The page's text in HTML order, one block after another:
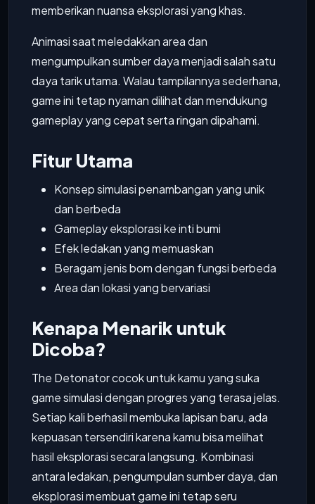
memberikan nuansa eksplorasi yang khas.
Animasi saat meledakkan area dan
mengumpulkan sumber daya menjadi salah satu
daya tarik utama. Walau tampilannya sederhana,
game ini tetap nyaman dilihat dan mendukung
gameplay yang cepat serta ringan dipahami.
Fitur Utama
Konsep simulasi penambangan yang unik
dan berbeda
Gameplay eksplorasi ke inti bumi
Efek ledakan yang memuaskan
Beragam jenis bom dengan fungsi berbeda
Area dan lokasi yang bervariasi
Kenapa Menarik untuk
Dicoba?
The Detonator cocok untuk kamu yang suka
game simulasi dengan progres yang terasa jelas.
Setiap kali berhasil membuka lapisan baru, ada
kepuasan tersendiri karena kamu bisa melihat
hasil eksplorasi secara langsung. Kombinasi
antara ledakan, pengumpulan sumber daya, dan
eksplorasi membuat game ini tetap seru